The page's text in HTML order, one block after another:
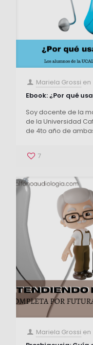
Mariela Grossi en
Ebook: ¿Por qué
Soy docente de la
de la Universidad
de 4to año de
7
Mariela Grossi en